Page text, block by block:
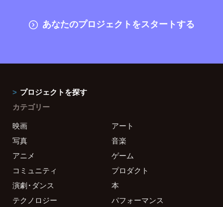
あなたのプロジェクトをスタートする
プロジェクトを探す
カテゴリー
映画
アート
写真
音楽
アニメ
ゲーム
コミュニティ
プロダクト
演劇・ダンス
本
テクノロジー
パフォーマンス